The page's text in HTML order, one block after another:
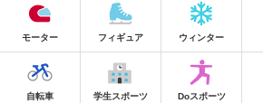
モーター フィギュア ウィンター
自転車 学生スポーツ Doスポーツ